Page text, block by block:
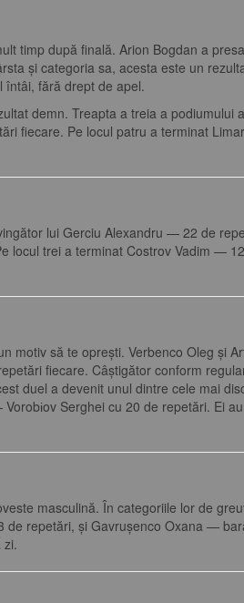
timp după finală. Arion Bogdan a
și categoria sa, acesta este un
întâi, fără drept de apel.
demn. Treapta a treia a podiumului
fiecare. Pe locul patru a terminat
lui Gerciu Alexandru — 22 de
locul trei a terminat Costrov Vadim —
motiv să te oprești. Verbenco Oleg și
fiecare. Câștigător conform
duel a devenit unul dintre cele mai
Serghei cu 20 de repetări. Ei
masculină. În categoriile lor de
repetări, și Gavrușenco Oxana —
zi.